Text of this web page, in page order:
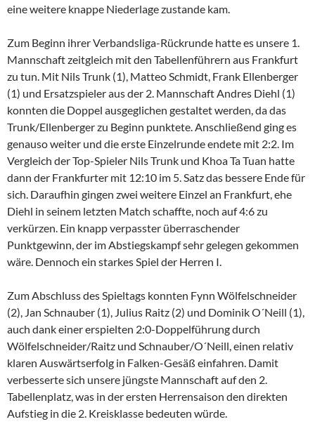
eine weitere knappe Niederlage zustande kam.
Zum Beginn ihrer Verbandsliga-Rückrunde hatte es unsere 1.
Mannschaft zeitgleich mit den Tabellenführern aus Frankfurt
zu tun. Mit Nils Trunk (1), Matteo Schmidt, Frank Ellenberger
(1) und Ersatzspieler aus der 2. Mannschaft Andres Diehl (1)
konnten die Doppel ausgeglichen gestaltet werden, da das
Trunk/Ellenberger zu Beginn punktete. Anschließend ging es
genauso weiter und die erste Einzelrunde endete mit 2:2. Im
Vergleich der Top-Spieler Nils Trunk und Khoa Ta Tuan hatte
dann der Frankfurter mit 12:10 im 5. Satz das bessere Ende für
sich. Daraufhin gingen zwei weitere Einzel an Frankfurt, ehe
Diehl in seinem letzten Match schaffte, noch auf 4:6 zu
verkürzen. Ein knapp verpasster überraschender
Punktgewinn, der im Abstiegskampf sehr gelegen gekommen
wäre. Dennoch ein starkes Spiel der Herren I.
Zum Abschluss des Spieltags konnten Fynn Wölfelschneider
(2), Jan Schnauber (1), Julius Raitz (2) und Dominik O´Neill (1),
auch dank einer erspielten 2:0-Doppelführung durch
Wölfelschneider/Raitz und Schnauber/O´Neill, einen relativ
klaren Auswärtserfolg in Falken-Gesäß einfahren. Damit
verbesserte sich unsere jüngste Mannschaft auf den 2.
Tabellenplatz, was in der ersten Herrensaison den direkten
Aufstieg in die 2. Kreisklasse bedeuten würde.